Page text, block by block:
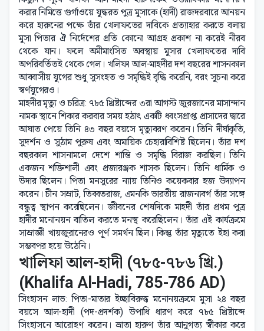
করার নিমিত্তে গুর্গাওয়ে যুদ্ধরত পুত্র মুসাকে (হাদী) রাজদরবারে আনয়ন
করে হারুনের পক্ষে তাঁর খেলাফতের দাবিকে প্রত্যাহার করতে বলায়
মুসা পিতার ঐ নির্দেশের প্রতি কোনো আগ্রহ প্রকাশ না করেই নীরব
থেকে যান। ফলে অমীমাংসিত অবস্থায় মুসার খেলাফতের দাবি
অপরিবর্তিতই থেকে গেল। খলিফা আল-মাহদীর দশ বছরের শাসনকাল
আব্বাসীয় যুগের শুধু সুসংহত ও সমৃদ্ধিই বৃদ্ধি করেনি, বরং সূচনা করে
স্বর্ণযুগেরও।
মাহদীর মৃত্যু ও চরিত্র: ৭৮৫ খ্রিষ্টাব্দের ৩রা আগস্ট জুরজানের মাসান্দান
নামক স্থানে শিকার করবার সময় হঠাৎ একটি ধ্বংসপ্রাপ্ত প্রাসাদের দ্বারে
আঘাত পেয়ে তিনি ৪৩ বছর বয়সে মৃত্যুবরণ করেন। তিনি দীর্ঘাকৃতি,
সুদর্শন ও সুঠাম পুরুষ এবং অমায়িক চেহারাবিশিষ্ট ছিলেন। তাঁর দশ
বছরকাল শাসনামলে দেশে শান্তি ও সমৃদ্ধি বিরাজ করছিল। তিনি
একজন শক্তিশালী এবং প্রজারঞ্জক শাসক ছিলেন। তিনি ধার্মিক ও
উদার ছিলেন। পিতা মনসুরের ন্যায় তিনিও কয়েকবার হজ উদ্যাপন
করেন। চীন সম্রাট, তিব্বতরাজ, এমনকি ভারতীয় রাজন্যবর্গ তাঁর সঙ্গে
বন্ধুত্ব স্থাপন করেছিলেন। জীবনের শেষদিকে মাহদী তাঁর প্রথম পুত্র
হাদীর মনোনয়ন বাতিল করতে মনস্থ করেছিলেন। তাঁর এই কার্যক্রমে
সাম্রাজ্ঞী খায়জুরানেরও পূর্ণ সমর্থন ছিল। কিন্তু তাঁর মৃত্যুতে ইহা করা
সম্ভবপর হয়ে উঠেনি।
খালিফা আল-হাদী (৭৮৫-৭৮৬ খ্রি.)
(Khalifa Al-Hadi, 785-786 AD)
সিংহাসন লাভ: পিতা-মাতার ইচ্ছাবিরুদ্ধ মনোনয়ক্রমে মুসা ২৪ বছর
বয়সে আল-হাদী (পদ-প্রদর্শক) উপাধি ধারণ করে ৭৮৫ খ্রিষ্টাব্দে
সিংহাসনে আরোহণ করেন। ভ্রাতা হারুণ তাঁর আনুগত্য স্বীকার করে